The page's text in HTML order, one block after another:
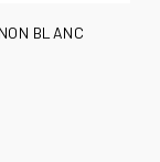
BLANC